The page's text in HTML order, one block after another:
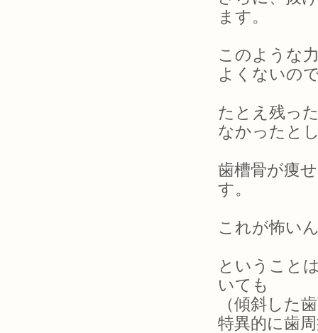
ます。
このような
よくないの
たとえ残っ
なかったと
歯槽骨が痩
す。
これが怖い
ということ
いても
（傾斜した
特異的に歯